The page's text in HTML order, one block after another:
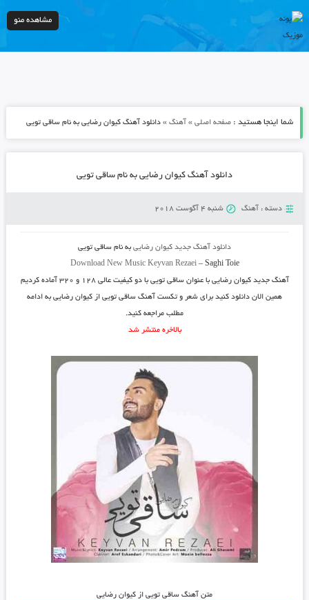
مشاهده منو
شما اینجا هستید : صفحه اصلی» آهنگ» دانلود آهنگ کیوان رضایی به نام ساقی تویی
دانلود آهنگ کیوان رضایی به نام ساقی تویی
دسته : آهنگ شنبه 4 آگوست 2018
دانلود آهنگ جدید کیوان رضاییبه نام ساقی تویی
Download New Music Keyvan Rezaei– Saghi Toie
آهنگ جدیدکیوان رضایی با عنوانساقی تویی با دو کیفیت عالی ۱۲۸ و ۳۲۰ آماده کردیم
همین الان دانلود کنید برای شعر و تکست آهنگ ساقی تویی از کیوان رضایی به ادامه
مطلب مراجعه کنید.
بالاخره منتشر شد
متن آهنگ ساقی تویی از کیوان رضایی